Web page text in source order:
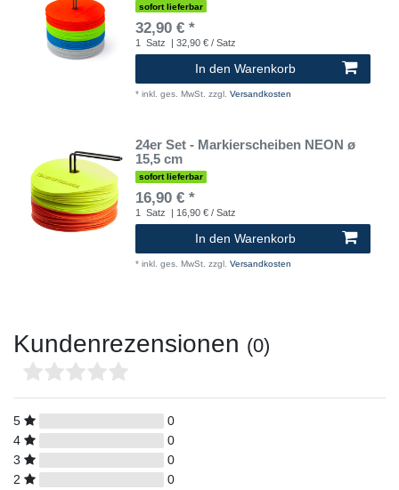
sofort lieferbar
32,90 € *
1 Satz | 32,90 € / Satz
In den Warenkorb
* inkl. ges. MwSt. zzgl. Versandkosten
24er Set - Markierscheiben NEON ø
15,5 cm
sofort lieferbar
16,90 € *
1 Satz | 16,90 € / Satz
In den Warenkorb
* inkl. ges. MwSt. zzgl. Versandkosten
Kundenrezensionen (0)
5
0
4
0
3
0
2
0